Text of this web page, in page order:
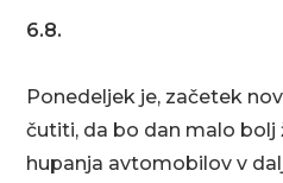
6.8.
Ponedeljek je, začetek
čutiti, da bo dan malo bolj
hupanja avtomobilov v